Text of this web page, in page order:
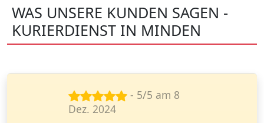
WAS UNSERE KUNDEN SAGEN -
KURIERDIENST IN MINDEN
- 5/5 am 14
Nov. 2024